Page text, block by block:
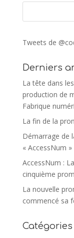
Tweets de
Derniers
La tête dans
production de
Fabrique
La fin de la
Démarrage de
« AccessNum »
AccessNum :
cinquième
La nouvelle
commencé sa
Catégories